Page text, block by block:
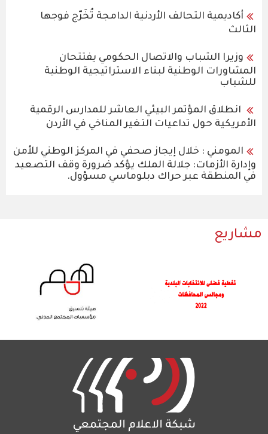
أكاديمية التحالف الأردنية الدامجة تُخَرّج فوجها
الثالث
وزيرا الشباب والاتصال الحكومي يفتتحان
المشاورات الوطنية لبناء الاستراتيجية الوطنية
للشباب
انطلاق المؤتمر البيئي العاشر للمدارس الرقمية
الأمريكية حول تداعيات التغير المناخي في الأردن
المومني : خلال إيجاز صحفي في المركز الوطني للأمن
وإدارة الأزمات: جلالة الملك يؤكد ضرورة وقف التصعيد
في المنطقة عبر حراك دبلوماسي مسؤول.
مشاريع